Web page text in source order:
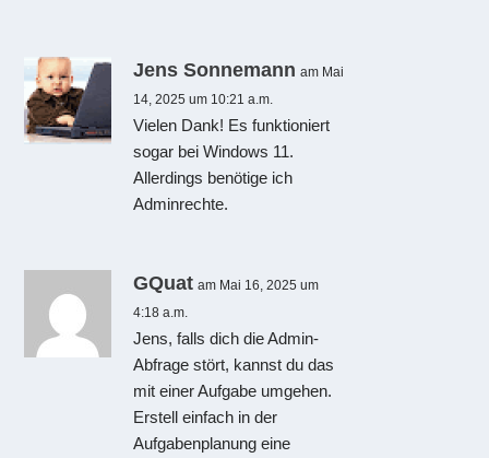
Jens Sonnemann am Mai
14, 2025 um 10:21 a.m.
Vielen Dank! Es funktioniert
sogar bei Windows 11.
Allerdings benötige ich
Adminrechte.
GQuat am Mai 16, 2025 um
4:18 a.m.
Jens, falls dich die Admin-
Abfrage stört, kannst du das
mit einer Aufgabe umgehen.
Erstell einfach in der
Aufgabenplanung eine